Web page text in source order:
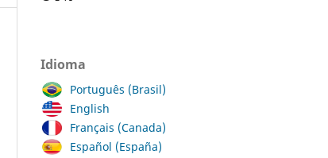
Idioma
Português (Brasil)
English
Français (Canada)
Español (España)